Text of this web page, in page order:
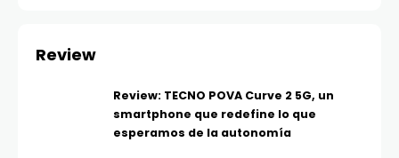
Review
Review: TECNO POVA Curve 2 5G, un
smartphone que redefine lo que
esperamos de la autonomía